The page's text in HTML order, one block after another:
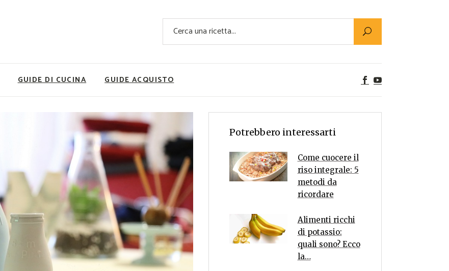
Cerca
GUIDE DI CUCINA GUIDE ACQUISTO
Ricette Facili e Veloci
Ricette Primi Piatti
Ricette Dolci
Ricette Carne
Ricette Secondi
Ricette Pizze e Rustici
Ricette Contorni
Ricette Piatti unici
Ricette Pesce
Video Ricette
Ricette per Ingrediente
Utility
Super Alimenti
Ricette Vegetariane
Rumors
Potrebbero interessarti
Come cuocere il
riso integrale: 5
metodi da
ricordare
Alimenti ricchi
di potassio:
quali sono? Ecco
la…